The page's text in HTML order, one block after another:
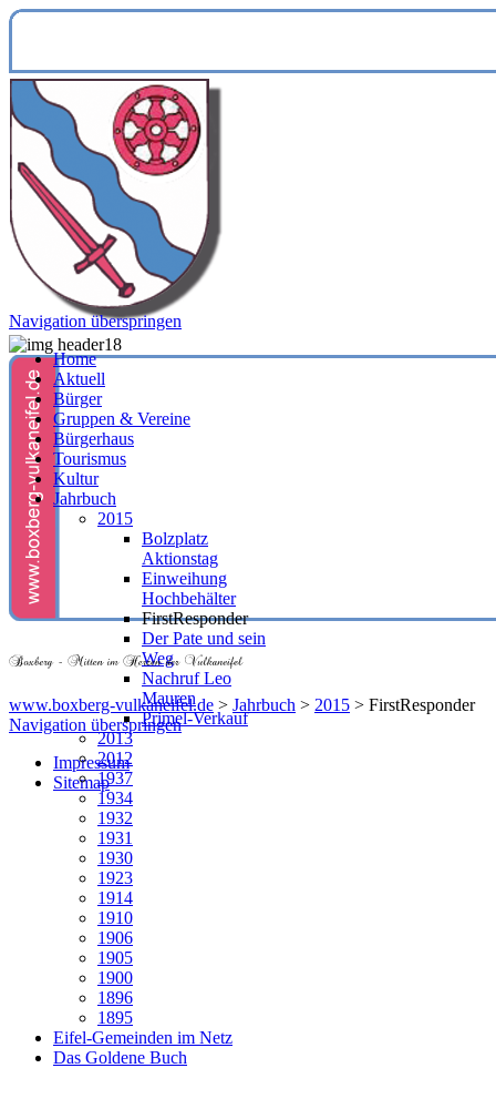
www.boxberg-vulkaneifel.de > Jahrbuch > 2015 > FirstResponder
Navigation überspringen
Impressum
Sitemap
Navigation überspringen
Home
Aktuell
Bürger
Gruppen & Vereine
Bürgerhaus
Tourismus
Kultur
Jahrbuch
2015
Bolzplatz
Aktionstag
Einweihung
Hochbehälter
FirstResponder
Der Pate und sein
Weg
Nachruf Leo
Mauren
Primel-Verkauf
2013
2012
1937
1934
1932
1931
1930
1923
1914
1910
1906
1905
1900
1896
1895
Eifel-Gemeinden im Netz
Das Goldene Buch